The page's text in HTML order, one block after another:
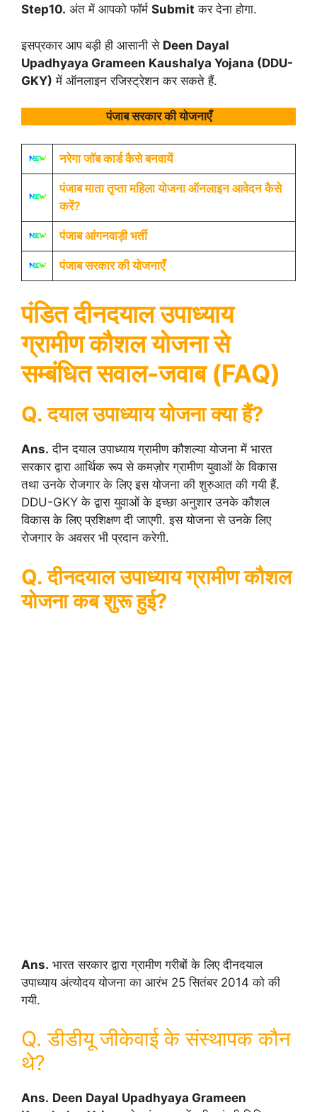
Step10. अंत में आपको फॉर्म Submit कर देना होगा.
इसप्रकार आप बड़ी ही आसानी से Deen Dayal
Upadhyaya Grameen Kaushalya Yojana (DDU-
GKY) में ऑनलाइन रजिस्ट्रेशन कर सकते हैं.
पंजाब सरकार की योजनाएँ
नरेगा जॉब कार्ड कैसे बनवायें
पंजाब माता तृप्ता महिला योजना ऑनलाइन आवेदन कैसे
करें?
पंजाब आंगनवाड़ी भर्ती
पंजाब सरकार की योजनाएँ
पंडित दीनदयाल उपाध्याय
ग्रामीण कौशल योजना से
सम्बंधित सवाल-जवाब (FAQ)
Q. दयाल उपाध्याय योजना क्या हैं?
Ans. दीन दयाल उपाध्याय ग्रामीण कौशल्या योजना में भारत
सरकार द्वारा आर्थिक रूप से कमज़ोर ग्रामीण युवाओं के विकास
तथा उनके रोजगार के लिए इस योजना की शुरुआत की गयी हैं.
DDU-GKY के द्वारा युवाओं के इच्छा अनुशार उनके कौशल
विकास के लिए प्रशिक्षण दी जाएगी. इस योजना से उनके लिए
रोजगार के अवसर भी प्रदान करेगी.
Q. दीनदयाल उपाध्याय ग्रामीण कौशल
योजना कब शुरू हुई?
Ans. भारत सरकार द्वारा ग्रामीण गरीबों के लिए दीनदयाल
उपाध्याय अंत्योदय योजना का आरंभ 25 सितंबर 2014 को की
गयी.
Q. डीडीयू जीकेवाई के संस्थापक कौन
थे?
Ans. Deen Dayal Upadhyaya Grameen